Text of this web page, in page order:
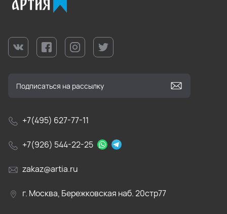
+7(495) 627-77-11
+7(926) 544-22-25
zakaz@artia.ru
г. Москва, Бережковская наб. 20стр77